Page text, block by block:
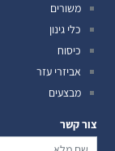
משורים
כלי גינון
כיסוח
אביזרי עזר
מבצעים
צור קשר